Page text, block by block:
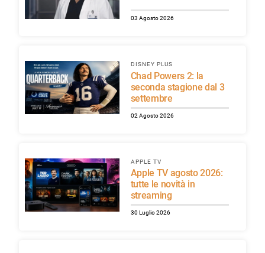
03 Agosto 2026
DISNEY PLUS
Chad Powers 2: la
seconda stagione dal 3
settembre
02 Agosto 2026
APPLE TV
Apple TV agosto 2026:
tutte le novità in
streaming
30 Luglio 2026